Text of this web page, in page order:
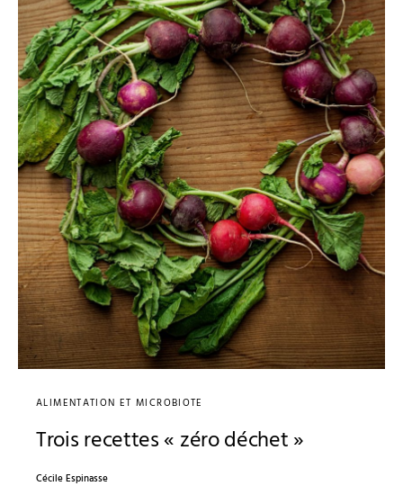
ALIMENTATION ET MICROBIOTE
Trois recettes « zéro déchet »
Cécile Espinasse